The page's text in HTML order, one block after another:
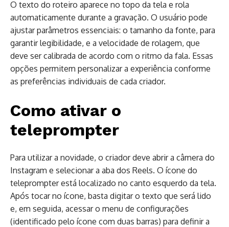
O texto do roteiro aparece no topo da tela e rola
automaticamente durante a gravação. O usuário pode
ajustar parâmetros essenciais: o tamanho da fonte, para
garantir legibilidade, e a velocidade de rolagem, que
deve ser calibrada de acordo com o ritmo da fala. Essas
opções permitem personalizar a experiência conforme
as preferências individuais de cada criador.
Como ativar o
teleprompter
Para utilizar a novidade, o criador deve abrir a câmera do
Instagram e selecionar a aba dos Reels. O ícone do
teleprompter está localizado no canto esquerdo da tela.
Após tocar no ícone, basta digitar o texto que será lido
e, em seguida, acessar o menu de configurações
(identificado pelo ícone com duas barras) para definir a